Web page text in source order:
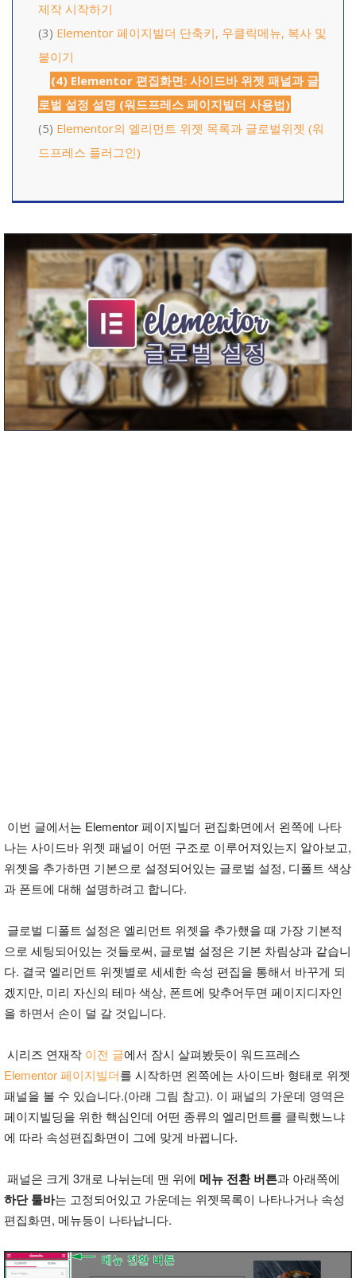
제작 시작하기
(3) Elementor 페이지빌더 단축키, 우클릭메뉴, 복사 및
붙이기
(4) Elementor 편집화면: 사이드바 위젯 패널과 글
로벌 설정 설명 (워드프레스 페이지빌더 사용법)
(5) Elementor의 엘리먼트 위젯 목록과 글로벌위젯 (워
드프레스 플러그인)
이번 글에서는 Elementor 페이지빌더 편집화면에서 왼쪽에 나타
나는 사이드바 위젯 패널이 어떤 구조로 이루어져있는지 알아보고,
위젯을 추가하면 기본으로 설정되어있는 글로벌 설정, 디폴트 색상
과 폰트에 대해 설명하려고 합니다.
글로벌 디폴트 설정은 엘리먼트 위젯을 추가했을 때 가장 기본적
으로 세팅되어있는 것들로써, 글로벌 설정은 기본 차림상과 같습니
다. 결국 엘리먼트 위젯별로 세세한 속성 편집을 통해서 바꾸게 되
겠지만, 미리 자신의 테마 색상, 폰트에 맞추어두면 페이지디자인
을 하면서 손이 덜 갈 것입니다.
시리즈 연재작 이전 글에서 잠시 살펴봤듯이 워드프레스
Elementor 페이지빌더를 시작하면 왼쪽에는 사이드바 형태로 위젯
패널을 볼 수 있습니다.(아래 그림 참고). 이 패널의 가운데 영역은
페이지빌딩을 위한 핵심인데 어떤 종류의 엘리먼트를 클릭했느냐
에 따라 속성편집화면이 그에 맞게 바뀝니다.
패널은 크게 3개로 나뉘는데 맨 위에 메뉴 전환 버튼과 아래쪽에
하단 툴바는 고정되어있고 가운데는 위젯목록이 나타나거나 속성
편집화면, 메뉴등이 나타납니다.